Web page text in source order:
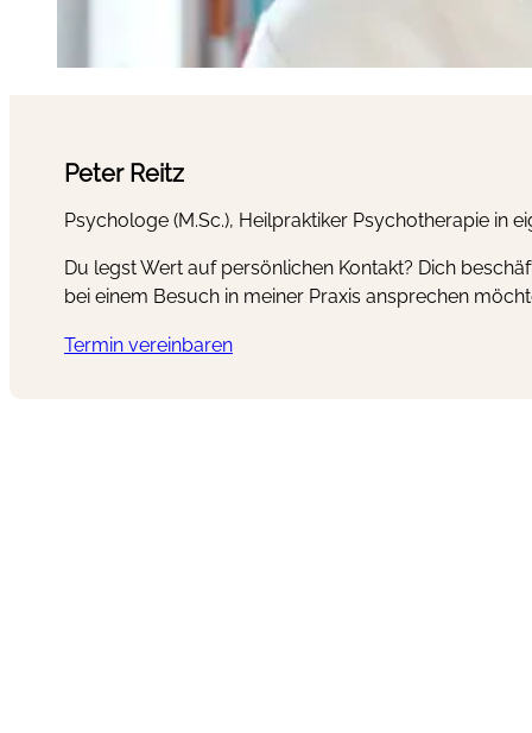
Peter Reitz
Psychologe (M.Sc.), Heilpraktiker Psychotherapie in
Du legst Wert auf persönlichen Kontakt? Dich
bei einem Besuch in meiner Praxis ansprechen
Termin vereinbaren